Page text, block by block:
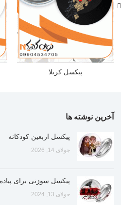
پیکسل کربلا
آخرین نوشته ها
پیکسل اربعین کودکانه
جولای 14, 2026
پیکسل سوزنی برای
جولای 13, 2024